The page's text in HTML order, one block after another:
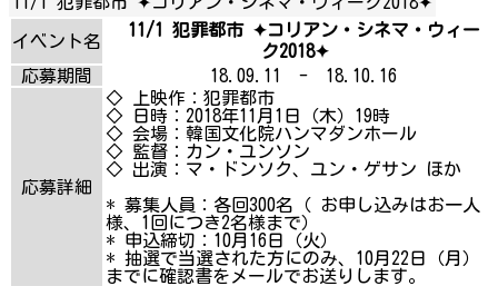
イベント名
11/1 犯罪都市 ✦コリアン・シネマ・ウィー
ク2018✦
応募期間
18.09.11 - 18.10.16
応募詳細
◇ 上映作：犯罪都市
◇ 日時：2018年11月1日（木）19時
◇ 会場：韓国文化院ハンマダンホール
◇ 監督：カン・ユンソン
◇ 出演：マ・ドンソク、ユン・ゲサン ほか
* 募集人員：各回300名（ お申し込みはお一人
様、1回につき2名様まで）
* 申込締切：10月16日（火）
* 抽選で当選された方にのみ、10月22日（月）
までに確認書をメールでお送りします。